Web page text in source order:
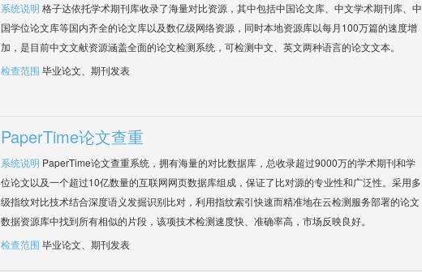
系统说明 格子达依托学术期刊库收录了海量对比资源，其中包括中国论文库、中文学术期刊库、中
国学位论文库等国内齐全的论文库以及数亿级网络资源，同时本地资源库以每月100万篇的速度增
加，是目前中文文献资源涵盖全面的论文检测系统，可检测中文、英文两种语言的论文文本。
检查范围 毕业论文、期刊发表
PaperTime论文查重
系统说明 PaperTime论文查重系统，拥有海量的对比数据库，总收录超过9000万的学术期刊和学
位论文以及一个超过10亿数量的互联网网页数据库组成，保证了比对源的专业性和广泛性。采用多
级指纹对比技术结合深度语义发掘识别比对，利用指纹索引快速而精准地在云检测服务部署的论文
数据资源库中找到所有相似的片段，该项技术检测速度快、准确率高，市场反映良好。
检查范围 毕业论文、期刊发表